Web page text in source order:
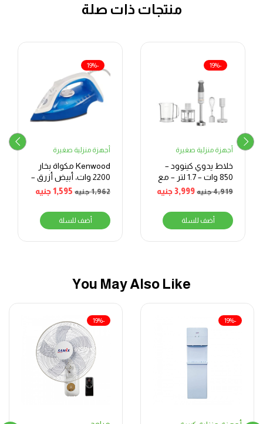
منتجات ذات صلة
-19%
أجهزة منزلية صغيرة
خلاط يدوي كينوود –
850 وات – 1.7 لتر – مع
ملحقات متعددة –
4,919جنيه 3,999جنيه
أضف للسلة
-19%
أجهزة منزلية صغيرة
Kenwood مكواة بخار
2200 وات، أبيض أزرق –
STP60000WB
1,962جنيه 1,595جنيه
أضف للسلة
You May Also Like
-19%
-19%